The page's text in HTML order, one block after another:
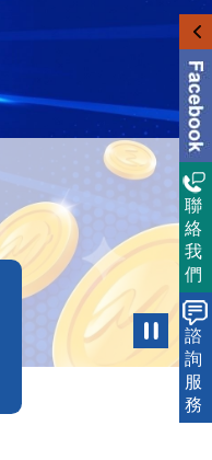
聯
絡
我
們
諮
詢
服
務